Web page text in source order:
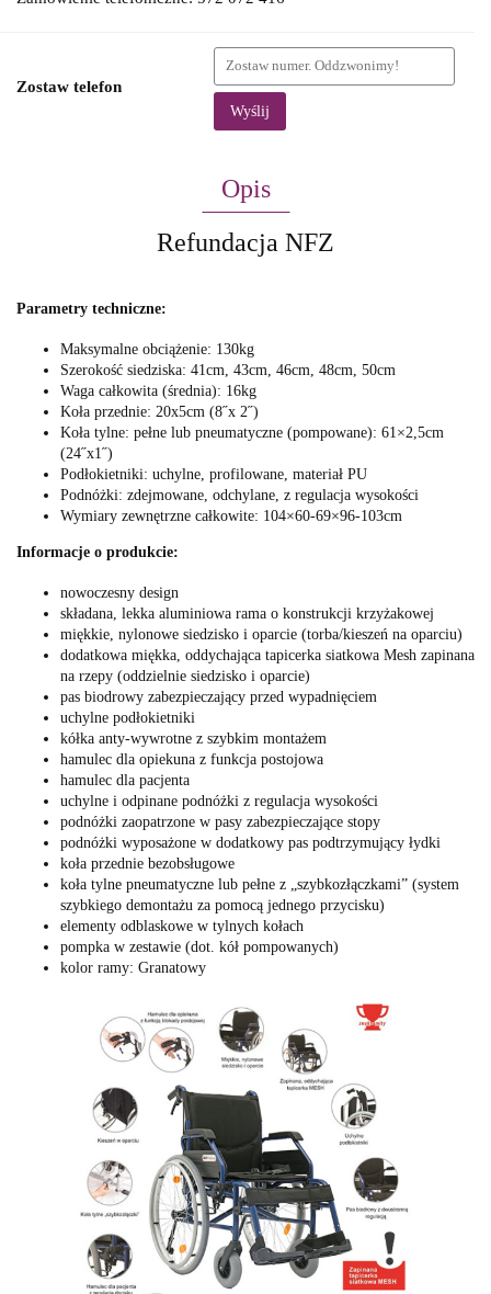
Zostaw telefon
Wyślij
Opis
Refundacja NFZ
Parametry techniczne:
Maksymalne obciążenie: 130kg
Szerokość siedziska: 41cm, 43cm, 46cm, 48cm, 50cm
Waga całkowita (średnia): 16kg
Koła przednie: 20x5cm (8˝x 2˝)
Koła tylne: pełne lub pneumatyczne (pompowane): 61×2,5cm
(24˝x1˝)
Podłokietniki: uchylne, profilowane, materiał PU
Podnóżki: zdejmowane, odchylane, z regulacja wysokości
Wymiary zewnętrzne całkowite: 104×60-69×96-103cm
Informacje o produkcie:
nowoczesny design
składana, lekka aluminiowa rama o konstrukcji krzyżakowej
miękkie, nylonowe siedzisko i oparcie (torba/kieszeń na oparciu)
dodatkowa miękka, oddychająca tapicerka siatkowa Mesh zapinana
na rzepy (oddzielnie siedzisko i oparcie)
pas biodrowy zabezpieczający przed wypadnięciem
uchylne podłokietniki
kółka anty-wywrotne z szybkim montażem
hamulec dla opiekuna z funkcja postojowa
hamulec dla pacjenta
uchylne i odpinane podnóżki z regulacja wysokości
podnóżki zaopatrzone w pasy zabezpieczające stopy
podnóżki wyposażone w dodatkowy pas podtrzymujący łydki
koła przednie bezobsługowe
koła tylne pneumatyczne lub pełne z „szybkozłączkami” (system
szybkiego demontażu za pomocą jednego przycisku)
elementy odblaskowe w tylnych kołach
pompka w zestawie (dot. kół pompowanych)
kolor ramy: Granatowy